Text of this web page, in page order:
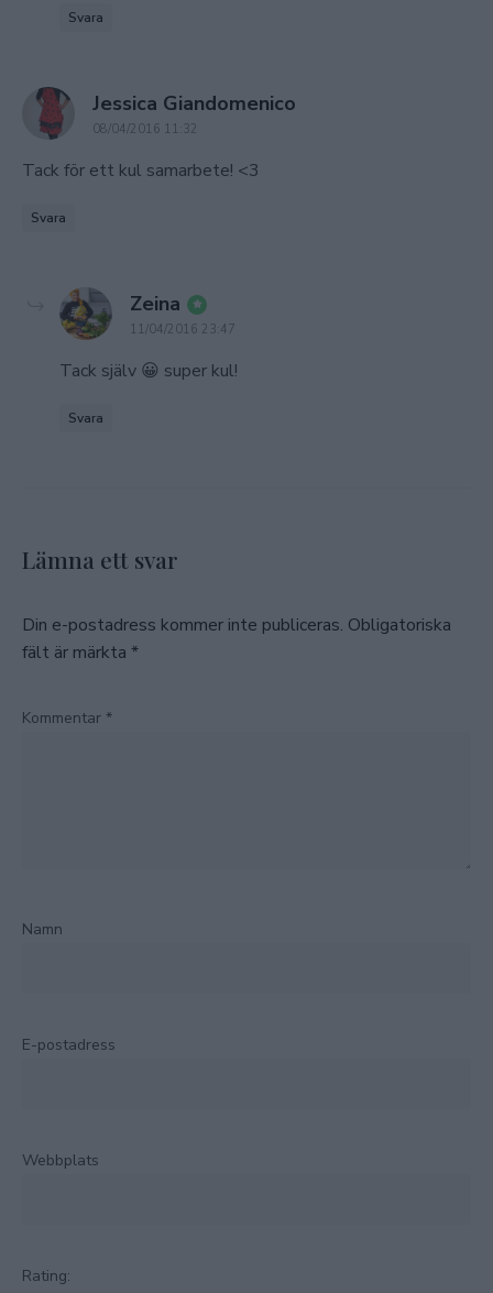
Svara
Jessica Giandomenico
08/04/2016 11:32
Tack för ett kul samarbete! <3
Svara
Zeina says:
11/04/2016 23:47
Tack själv 😀 super kul!
Svara
Lämna ett svar
Din e-postadress kommer inte publiceras. Obligatoriska
fält är märkta *
Kommentar *
Namn
E-postadress
Webbplats
Rating: